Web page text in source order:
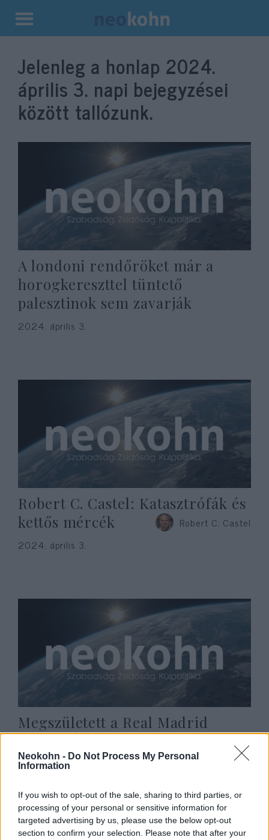
Neokohn - Do Not Process My Personal
Information
If you wish to opt-out of the sale, sharing to third parties, or
processing of your personal or sensitive information for
targeted advertising by us, please use the below opt-out
section to confirm your selection. Please note that after your
Kilépés
tartalomba
Jelenleg a honlap 2024.
április 3. napi bejegyzései
között tallózunk.
A londoni rendőröket már a
horogkereszttel tüntető
palesztinok sem zavarják
2024. április 3.
Robert C. Castel: Katasztrófák és
kettős mércék
Robert C. Castel
2024. április 3.
Megszületett a Real Madrid
sztárjának és izraeli kedvesének
első közös lánya